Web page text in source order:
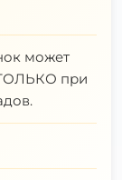
может
ТОЛЬКО при